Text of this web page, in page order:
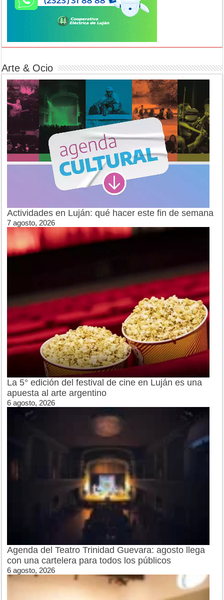
Arte & Ocio
Actividades en Luján: qué hacer este fin de semana
7 agosto, 2026
La 5° edición del festival de cine en Luján es una
apuesta al arte argentino
6 agosto, 2026
Agenda del Teatro Trinidad Guevara: agosto llega
con una cartelera para todos los públicos
6 agosto, 2026